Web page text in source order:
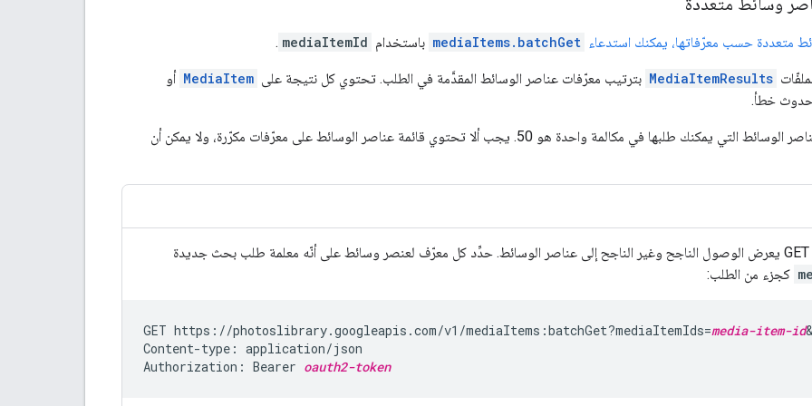
متعددة حسب معرّفاتها، يمكنك استدعاء mediaItems.batchGet باستخدام mediaItemId
.
MediaItemResults بترتيب معرّفات عناصر الوسائط المقدَّمة في الطلب. تحتوي كل نتيجة على MediaItem أو
خطأ.
الحد الأقصى لعدد عناصر الوسائط التي يمكنك طلبها في مكالمة واحدة هو 50. يجب ألا تحتوي قائمة عناصر الوسائط على معرّفات مكرّرة، ولا يمكن أن
كجزء من الطلب:
GET https://photoslibrary.googleapis.com/v1/mediaItems:batchGet?mediaItemIds=media-item-id
Content-type: application/json
Authorization: Bearer oauth2-token